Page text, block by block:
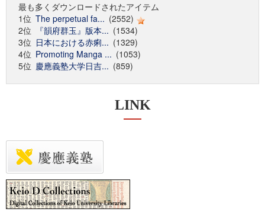
最も多くダウンロードされたアイテム
1位 The perpetual fa... (2552)
2位
『韻府群玉』版本... (1534)
3位 日本における赤痢... (1329)
4位 Promoting Manga ... (1053)
5位 慶應義塾大学日吉... (859)
LINK